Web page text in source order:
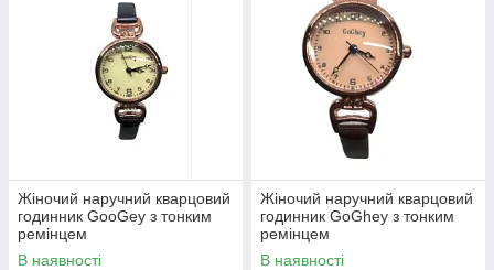
Жіночий наручний кварцовий
годинник GooGey з тонким
ремінцем
В наявності
Жіночий наручний кварцовий
годинник GoGhey з тонким
ремінцем
В наявності